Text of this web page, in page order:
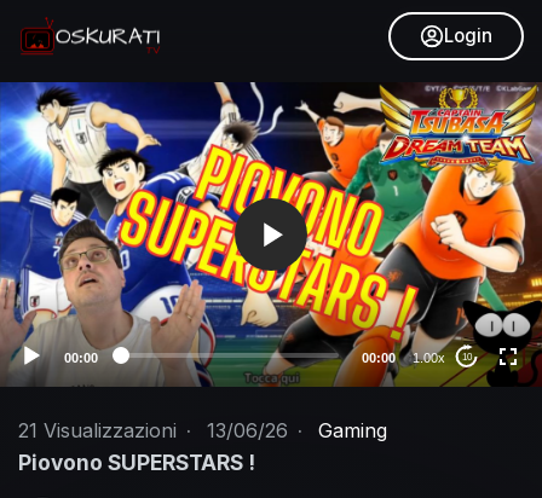
Login
V
i
d
e
l
a
y
e
r
00:00 00:00 1.00x 10
21 Visualizzazioni · 13/06/26 · Gaming
Piovono SUPERSTARS !